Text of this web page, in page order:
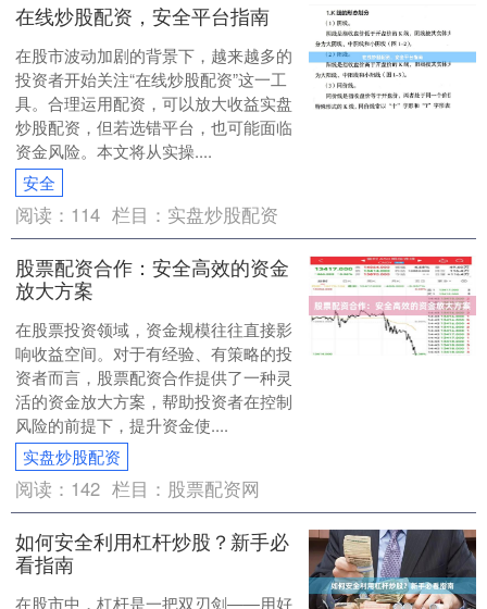
在线炒股配资，安全平台指南
在股市波动加剧的背景下，越来越多的
投资者开始关注“在线炒股配资”这一工
具。合理运用配资，可以放大收益实盘
炒股配资，但若选错平台，也可能面临
资金风险。本文将从实操....
安全
阅读： 114 栏目： 实盘炒股配资
股票配资合作：安全高效的资金
放大方案
在股票投资领域，资金规模往往直接影
响收益空间。对于有经验、有策略的投
资者而言，股票配资合作提供了一种灵
活的资金放大方案，帮助投资者在控制
风险的前提下，提升资金使....
实盘炒股配资
阅读： 142 栏目： 股票配资网
如何安全利用杠杆炒股？新手必
看指南
在股市中，杠杆是一把双刃剑——用好